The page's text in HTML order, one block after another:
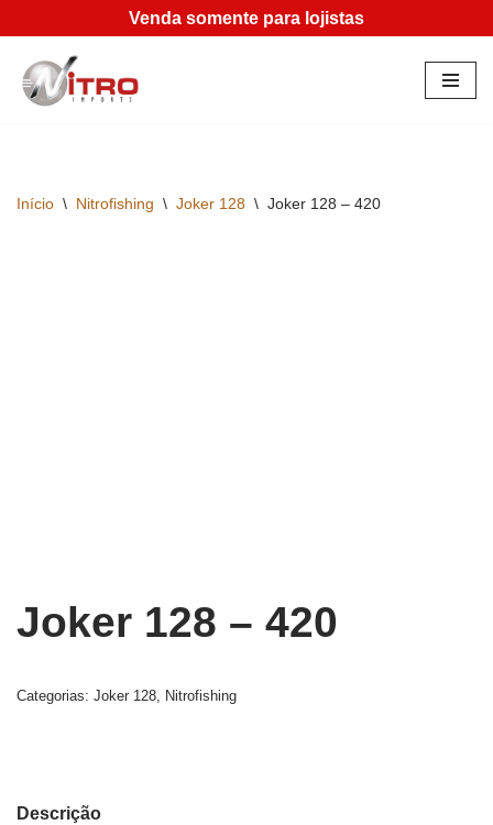
Pular
para
Venda somente para lojistas
Início \ Nitrofishing \ Joker 128 \ Joker 128 – 420
Joker 128 – 420
Categorias: Joker 128, Nitrofishing
Descrição